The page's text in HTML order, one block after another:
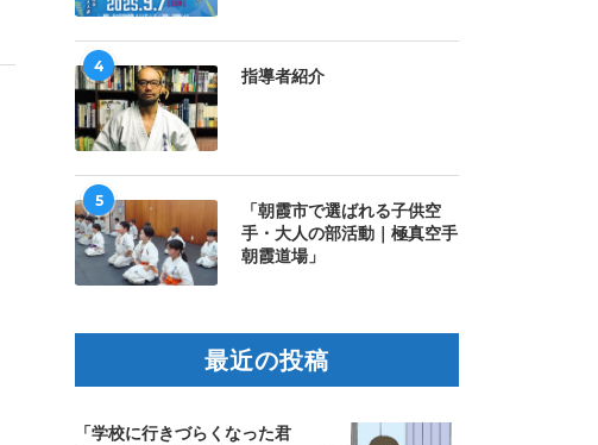
4
指導者紹介
5
「朝霞市で選ばれる子供空
手・大人の部活動｜極真空手
朝霞道場」
最近の投稿
「学校に行きづらくなった君